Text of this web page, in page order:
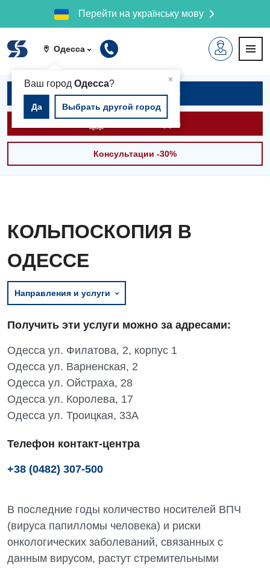
Перейти на українську мову
Одесса
×
Ваш город Одесса?
Да Выбрать другой город
Записаться на приём
Вызвать скорую
Консультации -30%
КОЛЬПОСКОПИЯ В
ОДЕССЕ
Направления и услуги
Получить эти услуги можно за адресами:
Одесса ул. Филатова, 2, корпус 1
Одесса ул. Варненская, 2
Одесса ул. Ойстраха, 28
Одесса ул. Королева, 17
Одесса ул. Троицкая, 33А
Телефон контакт-центра
+38 (0482) 307-500
В последние годы количество носителей ВПЧ
(вируса папилломы человека) и риски
онкологических заболеваний, связанных с
данным вирусом, растут стремительными